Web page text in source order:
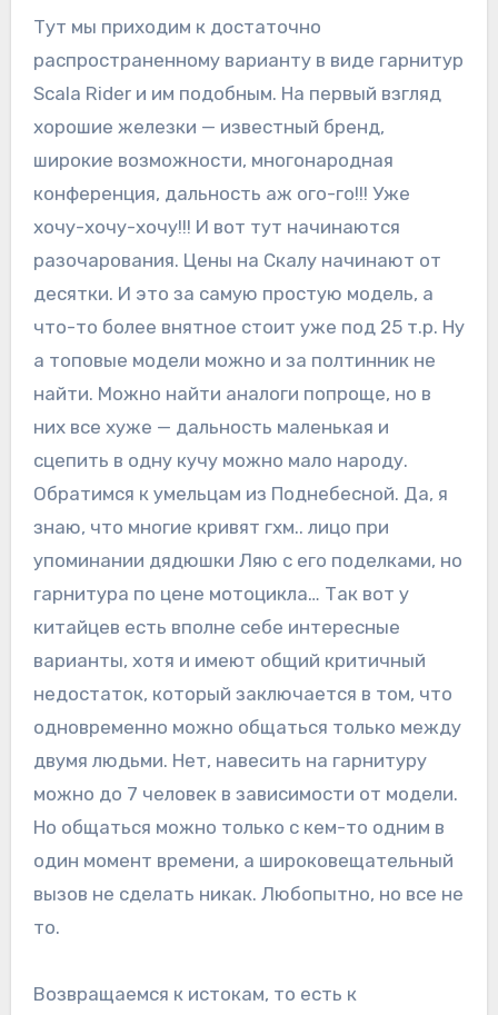
Тут мы приходим к достаточно
распространенному варианту в виде гарнитур
Scala Rider и им подобным. На первый взгляд
хорошие железки — известный бренд,
широкие возможности, многонародная
конференция, дальность аж ого-го!!! Уже
хочу-хочу-хочу!!! И вот тут начинаются
разочарования. Цены на Скалу начинают от
десятки. И это за самую простую модель, а
что-то более внятное стоит уже под 25 т.р. Ну
а топовые модели можно и за полтинник не
найти. Можно найти аналоги попроще, но в
них все хуже — дальность маленькая и
сцепить в одну кучу можно мало народу.
Обратимся к умельцам из Поднебесной. Да, я
знаю, что многие кривят гхм.. лицо при
упоминании дядюшки Ляю с его поделками, но
гарнитура по цене мотоцикла… Так вот у
китайцев есть вполне себе интересные
варианты, хотя и имеют общий критичный
недостаток, который заключается в том, что
одновременно можно общаться только между
двумя людьми. Нет, навесить на гарнитуру
можно до 7 человек в зависимости от модели.
Но общаться можно только с кем-то одним в
один момент времени, а широковещательный
вызов не сделать никак. Любопытно, но все не
то.
Возвращаемся к истокам, то есть к